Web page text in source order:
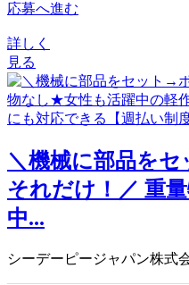
応募へ進む
詳しく
見る
＼機械に部品を
それだけ！／ 重
中...
シーデーピージャパン株式